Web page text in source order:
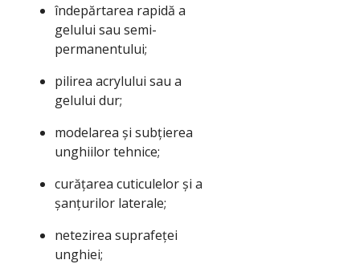
îndepărtarea rapidă a
gelului sau semi-
permanentului;
pilirea acrylului sau a
gelului dur;
modelarea și subțierea
unghiilor tehnice;
curățarea cuticulelor și a
șanțurilor laterale;
netezirea suprafeței
unghiei;